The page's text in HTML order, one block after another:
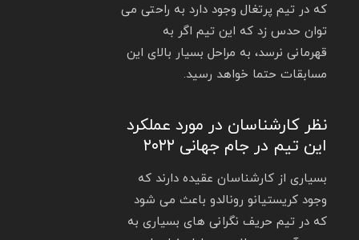
که در تیم پرتغال وجود دارد به راحتی می
توان حدس زد که این تیم اگر به
قهرمانی نرسد، به مراحل بسیار بالای این
مسابقات حتما خواهد رسید.
نظر کارشناسان در مورد عملکرد
این تیم در جام جهانی ۲۰۲۲
بسیاری از کارشناسان عقیده دارند که
وجود کریستیانو رونالدو باعث می شود
که در تیم حریف نگرانی های بسیاری به